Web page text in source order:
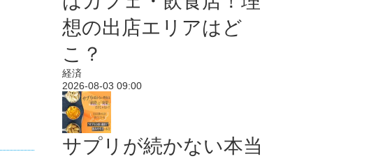
想の出店エリアはど
こ？
経済
2026-08-03 09:00
サプリが続かない本当